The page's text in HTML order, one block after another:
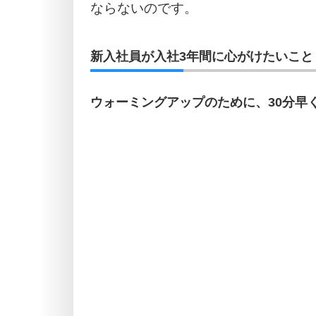
ならないのです。
新入社員が入社3年間に心がけたいこと
ウォーミングアップのために、30分早